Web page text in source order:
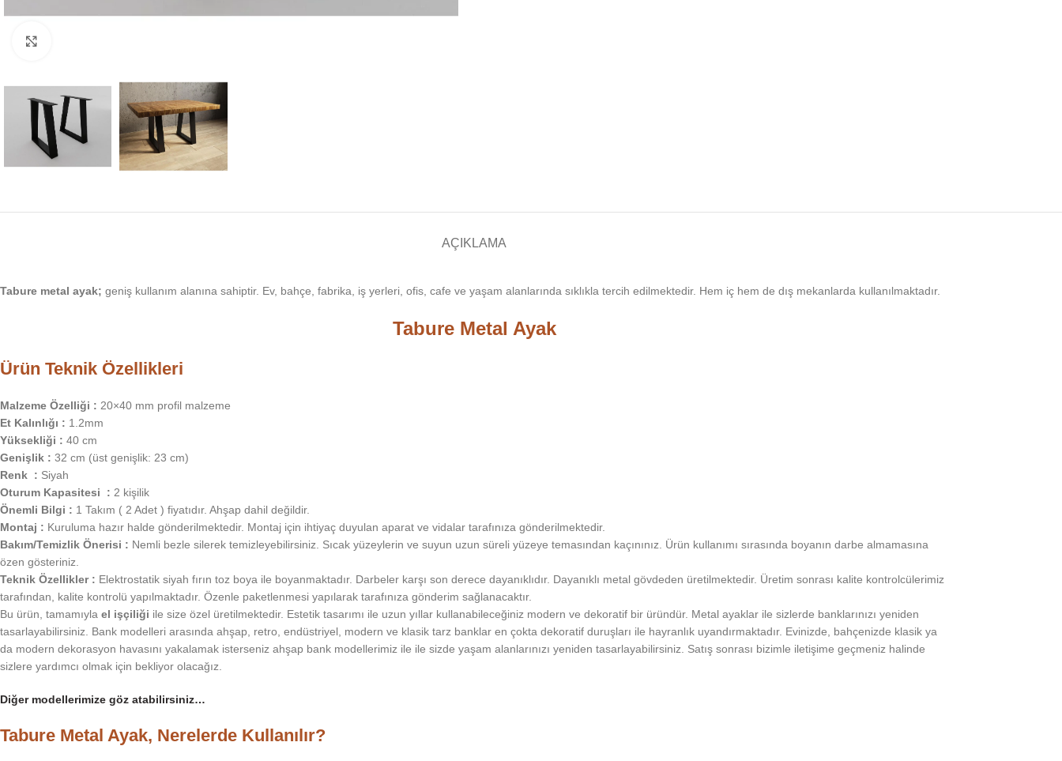
AÇIKLAMA
Tabure metal ayak; geniş kullanım alanına sahiptir. Ev, bahçe, fabrika, iş yerleri, ofis, cafe ve yaşam alanlarında sıklıkla tercih edilmektedir. Hem iç hem de dış mekanlarda kullanılmaktadır.
Tabure Metal Ayak
Ürün Teknik Özellikleri
Malzeme Özelliği : 20×40 mm profil malzeme
Et Kalınlığı : 1.2mm
Yüksekliği : 40 cm
Genişlik : 32 cm (üst genişlik: 23 cm)
Renk : Siyah
Oturum Kapasitesi : 2 kişilik
Önemli Bilgi : 1 Takım ( 2 Adet ) fiyatıdır. Ahşap dahil değildir.
Montaj : Kuruluma hazır halde gönderilmektedir. Montaj için ihtiyaç duyulan aparat ve vidalar tarafınıza gönderilmektedir.
Bakım/Temizlik Önerisi : Nemli bezle silerek temizleyebilirsiniz. Sıcak yüzeylerin ve suyun uzun süreli yüzeye temasından kaçınınız. Ürün kullanımı sırasında boyanın darbe almamasına
özen gösteriniz.
Teknik Özellikler : Elektrostatik siyah fırın toz boya ile boyanmaktadır. Darbeler karşı son derece dayanıklıdır. Dayanıklı metal gövdeden üretilmektedir. Üretim sonrası kalite kontrolcülerimiz
tarafından, kalite kontrolü yapılmaktadır. Özenle paketlenmesi yapılarak tarafınıza gönderim sağlanacaktır.
Bu ürün, tamamıyla el işçiliği ile size özel üretilmektedir. Estetik tasarımı ile uzun yıllar kullanabileceğiniz modern ve dekoratif bir üründür. Metal ayaklar ile sizlerde banklarınızı yeniden
tasarlayabilirsiniz. Bank modelleri arasında ahşap, retro, endüstriyel, modern ve klasik tarz banklar en çokta dekoratif duruşları ile hayranlık uyandırmaktadır. Evinizde, bahçenizde klasik ya
da modern dekorasyon havasını yakalamak isterseniz ahşap bank modellerimiz ile ile sizde yaşam alanlarınızı yeniden tasarlayabilirsiniz. Satış sonrası bizimle iletişime geçmeniz halinde
sizlere yardımcı olmak için bekliyor olacağız.
Diğer modellerimize göz atabilirsiniz…
Tabure Metal Ayak, Nerelerde Kullanılır?